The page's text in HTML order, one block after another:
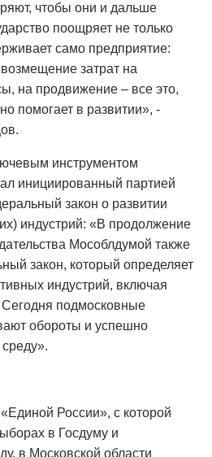
чтобы они и дальше
поощряет не только
само предприятие:
затрат на
на продвижение – все это,
помогает в развитии», -
инструментом
инициированный партией
закон о развитии
индустрий: «В продолжение
Мособлдумой также
закон, который определяет
индустрий, включая
подмосковные
обороты и успешно
России», с которой
в Госдуму и
в Московской области